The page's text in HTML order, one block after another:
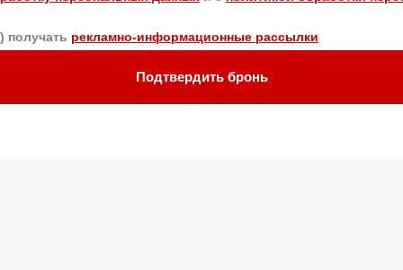
получать рекламно-информационные рассылки
Подтвердить бронь